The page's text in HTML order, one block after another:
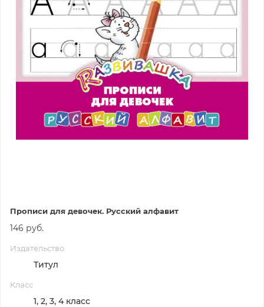
Прописи для девочек. Русский алфавит
146 руб.
Издательство
Титул
Класс
1, 2, 3, 4 класс